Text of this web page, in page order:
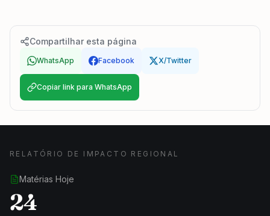
Compartilhar esta página
WhatsApp Facebook X/Twitter
Copiar link para WhatsApp
RELATÓRIO DE IMPACTO REGIONAL
Matérias Hoje
24